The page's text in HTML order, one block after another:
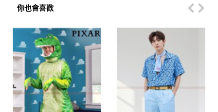
你也會喜歡